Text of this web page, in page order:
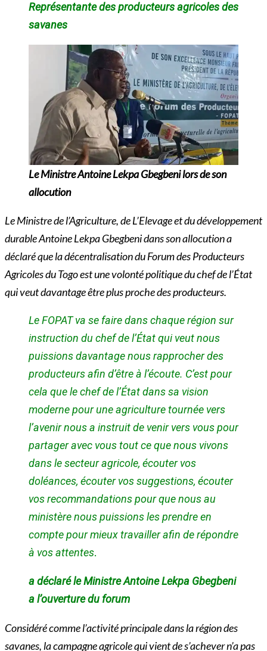
Représentante des producteurs agricoles des
savanes
Le Ministre Antoine Lekpa Gbegbeni lors de son
allocution
Le Ministre de l’Agriculture, de L’Elevage et du développement
durable Antoine Lekpa Gbegbeni dans son allocution a
déclaré que la décentralisation du Forum des Producteurs
Agricoles du Togo est une volonté politique du chef de l’État
qui veut davantage être plus proche des producteurs.
Le FOPAT va se faire dans chaque région sur
instruction du chef de l’État qui veut nous
puissions davantage nous rapprocher des
producteurs afin d’être à l’écoute. C’est pour
cela que le chef de l’État dans sa vision
moderne pour une agriculture tournée vers
l’avenir nous a instruit de venir vers vous pour
partager avec vous tout ce que nous vivons
dans le secteur agricole, écouter vos
doléances, écouter vos suggestions, écouter
vos recommandations pour que nous au
ministère nous puissions les prendre en
compte pour mieux travailler afin de répondre
à vos attentes.
a déclaré le Ministre Antoine Lekpa Gbegbeni
a l’ouverture du forum
Considéré comme l’activité principale dans la région des
savanes, la campagne agricole qui vient de s’achever n’a pas